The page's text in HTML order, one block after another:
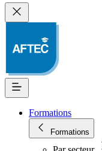
Formations
Formations